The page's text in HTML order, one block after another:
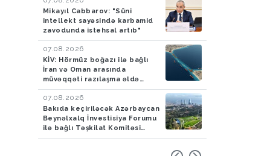
Mikayıl Cabbarov: "Süni
intellekt sayəsində karbamid
zavodunda istehsal artıb"
07.08.2026
KİV: Hörmüz boğazı ilə bağlı
İran və Oman arasında
müvəqqəti razılaşma əldə
olunub
07.08.2026
Bakıda keçiriləcək Azərbaycan
Beynəlxalq İnvestisiya Forumu
ilə bağlı Təşkilat Komitəsi
yaradılıb